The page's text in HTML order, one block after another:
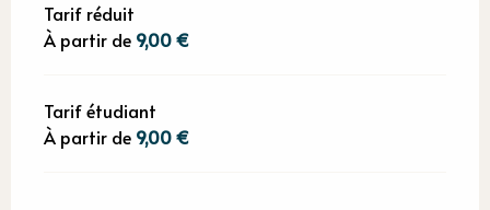
Tarif réduit
À partir de 9,00 €
Tarif étudiant
À partir de 9,00 €